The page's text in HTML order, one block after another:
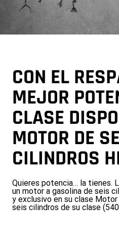
CON EL
MEJOR
CLASE
MOTOR DE
CILINDROS
Quieres potencia… la tienes.
un motor a gasolina de seis
y exclusivo en su clase Motor
seis cilindros de su clase